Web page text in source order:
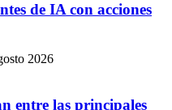
de IA con acciones
2026
entre las principales